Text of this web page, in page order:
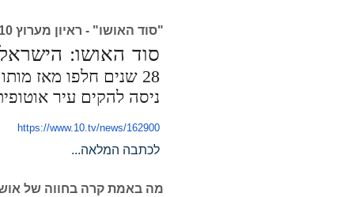
"סוד האושו" - ראיון מערוץ 10
סוד האושו:
28 שנים חלפו מאז
ניסה להקים עיר
https://www.10.tv/news/162900
לכתבה המלאה...
מה באמת קרה בחווה של